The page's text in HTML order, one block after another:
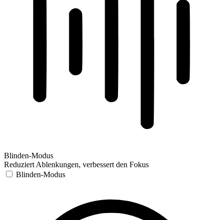
Blinden-Modus
Reduziert Ablenkungen, verbessert den Fokus
Blinden-Modus